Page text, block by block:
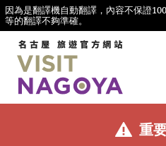
因為是翻譯機自動翻譯，內容不保證
等的翻譯不夠準確。
重